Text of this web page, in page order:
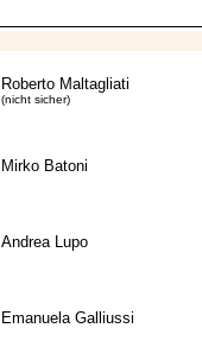
Roberto Maltagliati
(nicht sicher)
Mirko Batoni
Andrea Lupo
Emanuela Galliussi